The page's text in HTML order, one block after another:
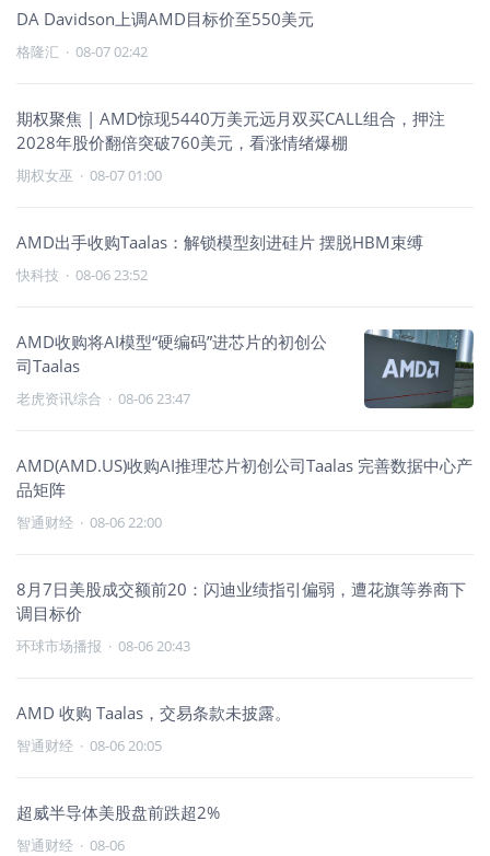
DA Davidson上调AMD目标价至550美元
格隆汇 · 08-07 02:42
期权聚焦 | AMD惊现5440万美元远月双买CALL组合，押注
2028年股价翻倍突破760美元，看涨情绪爆棚
期权女巫 · 08-07 01:00
AMD出手收购Taalas：解锁模型刻进硅片 摆脱HBM束缚
快科技 · 08-06 23:52
AMD收购将AI模型“硬编码”进芯片的初创公
司Taalas
老虎资讯综合 · 08-06 23:47
AMD(AMD.US)收购AI推理芯片初创公司Taalas 完善数据中心产
品矩阵
智通财经 · 08-06 22:00
8月7日美股成交额前20：闪迪业绩指引偏弱，遭花旗等券商下
调目标价
环球市场播报 · 08-06 20:43
AMD 收购 Taalas，交易条款未披露。
智通财经 · 08-06 20:05
超威半导体美股盘前跌超2%
智通财经 · 08-06